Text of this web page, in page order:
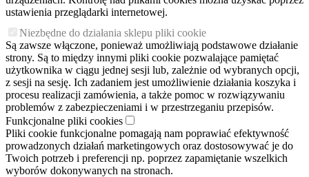
ustawienia przeglądarki internetowej.
Niezbędne do działania sklepu pliki cookie
Są zawsze włączone, ponieważ umożliwiają podstawowe działanie
strony. Są to między innymi pliki cookie pozwalające pamiętać
użytkownika w ciągu jednej sesji lub, zależnie od wybranych opcji,
z sesji na sesję. Ich zadaniem jest umożliwienie działania koszyka i
procesu realizacji zamówienia, a także pomoc w rozwiązywaniu
problemów z zabezpieczeniami i w przestrzeganiu przepisów.
Funkcjonalne pliki cookies
Pliki cookie funkcjonalne pomagają nam poprawiać efektywność
prowadzonych działań marketingowych oraz dostosowywać je do
Twoich potrzeb i preferencji np. poprzez zapamiętanie wszelkich
wyborów dokonywanych na stronach.